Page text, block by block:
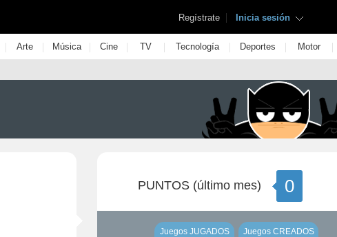
Regístrate | Inicia sesión
| Arte | Música | Cine | TV | Tecnología | Deportes | Motor |
PUNTOS (último mes) 0
Juegos JUGADOS Juegos CREADOS